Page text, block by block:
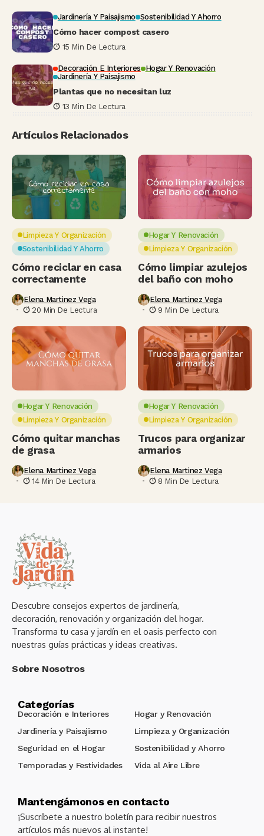
Jardinería Y Paisajismo Sostenibilidad Y Ahorro
Cómo hacer compost casero
15 Min De Lectura
Decoración E Interiores Hogar Y Renovación
Jardinería Y Paisajismo
Plantas que no necesitan luz
13 Min De Lectura
Artículos Relacionados
Limpieza Y Organización
Sostenibilidad Y Ahorro
Cómo reciclar en casa
correctamente
Elena Martinez Vega
20 Min De Lectura
Hogar Y Renovación
Limpieza Y Organización
Cómo limpiar azulejos
del baño con moho
Elena Martinez Vega
9 Min De Lectura
Hogar Y Renovación
Limpieza Y Organización
Cómo quitar manchas
de grasa
Elena Martinez Vega
14 Min De Lectura
Hogar Y Renovación
Limpieza Y Organización
Trucos para organizar
armarios
Elena Martinez Vega
8 Min De Lectura
Descubre consejos expertos de jardinería,
decoración, renovación y organización del hogar.
Transforma tu casa y jardín en el oasis perfecto con
nuestras guías prácticas y ideas creativas.
Sobre Nosotros
Categorías
Decoración e Interiores
Hogar y Renovación
Jardinería y Paisajismo
Limpieza y Organización
Seguridad en el Hogar
Sostenibilidad y Ahorro
Temporadas y Festividades
Vida al Aire Libre
Mantengámonos en contacto
¡Suscríbete a nuestro boletín para recibir nuestros
artículos más nuevos al instante!